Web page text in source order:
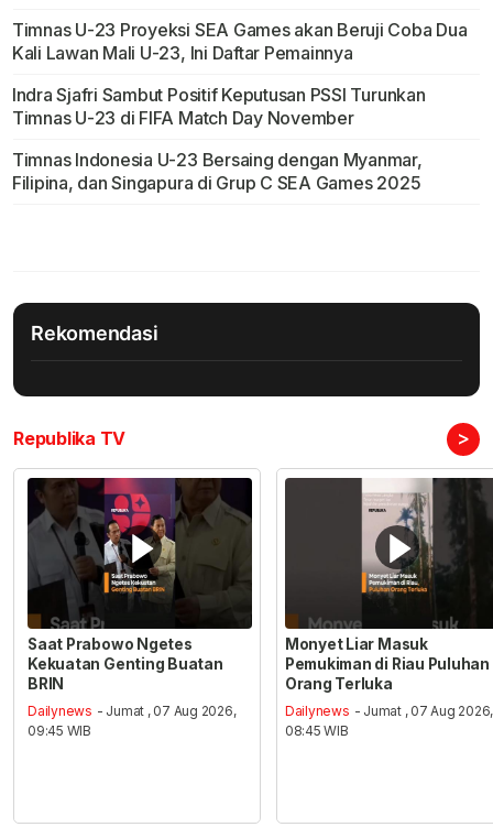
Timnas U-23 Proyeksi SEA Games akan Beruji Coba Dua
Kali Lawan Mali U-23, Ini Daftar Pemainnya
Indra Sjafri Sambut Positif Keputusan PSSI Turunkan
Timnas U-23 di FIFA Match Day November
Timnas Indonesia U-23 Bersaing dengan Myanmar,
Filipina, dan Singapura di Grup C SEA Games 2025
Rekomendasi
Republika TV >
Saat Prabowo Ngetes
Kekuatan Genting Buatan
BRIN
Dailynews - Jumat , 07 Aug 2026,
09:45 WIB
Monyet Liar Masuk
Pemukiman di Riau Puluhan
Orang Terluka
Dailynews - Jumat , 07 Aug 2026,
08:45 WIB